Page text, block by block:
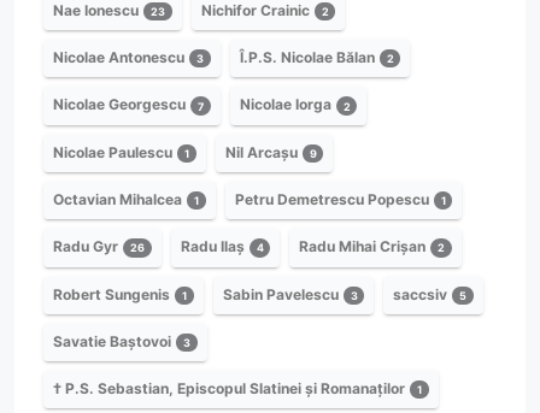
Nae Ionescu 23 Nichifor Crainic 2
Nicolae Antonescu 3 Î.P.S. Nicolae Bălan 2
Nicolae Georgescu 7 Nicolae Iorga 2
Nicolae Paulescu 1 Nil Arcașu 9
Octavian Mihalcea 1 Petru Demetrescu Popescu 1
Radu Gyr 26 Radu Ilaș 4 Radu Mihai Crișan 2
Robert Sungenis 1 Sabin Pavelescu 3 saccsiv 5
Savatie Baștovoi 3
† P.S. Sebastian, Episcopul Slatinei și Romanaților 1